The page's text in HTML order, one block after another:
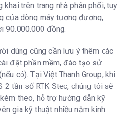
trên trang nhà phân phối, tuy
của dòng máy tương đương,
90.000.000 đồng.
dùng cũng cần lưu ý thêm các
đặt phần mềm, đào tạo sử
có). Tại Việt Thanh Group, khi
2 tần số RTK Stec, chúng tôi sẽ
theo, hỗ trợ hướng dẫn kỹ
gia kỹ thuật nhiều năm kinh